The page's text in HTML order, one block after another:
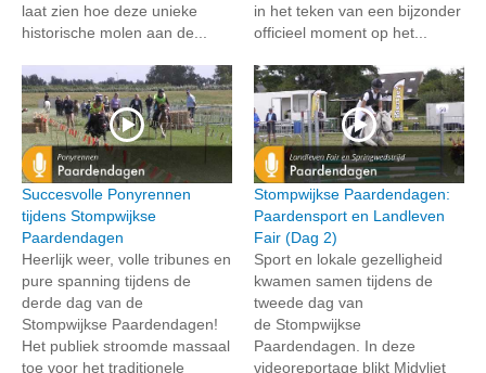
laat zien hoe deze unieke
historische molen aan de...
in het teken van een bijzonder
officieel moment op het...
Succesvolle Ponyrennen
tijdens Stompwijkse
Paardendagen
Heerlijk weer, volle tribunes en
pure spanning tijdens de
derde dag van de
Stompwijkse Paardendagen!
Het publiek stroomde massaal
toe voor het traditionele
Stompwijkse Paardendagen:
Paardensport en Landleven
Fair (Dag 2)
Sport en lokale gezelligheid
kwamen samen tijdens de
tweede dag van
de Stompwijkse
Paardendagen. In deze
videoreportage blikt Midvliet